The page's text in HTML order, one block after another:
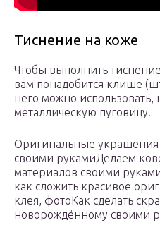
Тиснение на коже
Чтобы выполнить
вам понадобится клише
него можно
металлическую пуговицу.
Оригинальные
своими рукамиДелаем
материалов своими
как сложить красивое
клея, фотоКак сделать
новорождённому своими